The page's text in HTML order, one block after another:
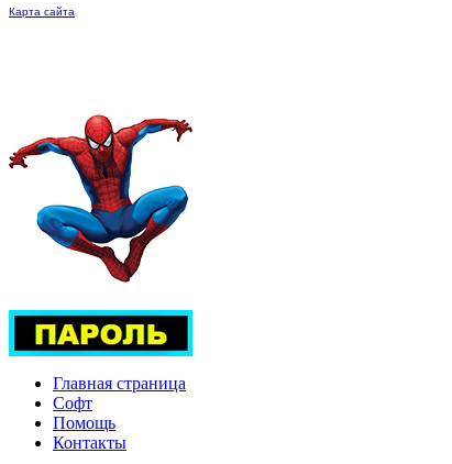
Карта сайта
Главная страница
Софт
Помощь
Контакты